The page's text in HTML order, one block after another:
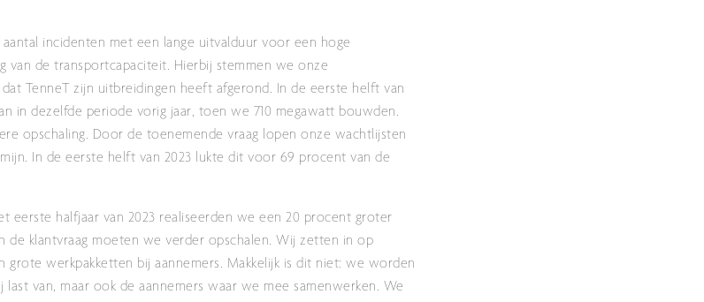
incidenten met een lange uitvalduur voor een hoge
van de transportcapaciteit. Hierbij stemmen we onze
TenneT zijn uitbreidingen heeft afgerond. In de eerste helft van
in dezelfde periode vorig jaar, toen we 710 megawatt bouwden.
opschaling. Door de toenemende vraag lopen onze wachtlijsten
In de eerste helft van 2023 lukte dit voor 69 procent van de
eerste halfjaar van 2023 realiseerden we een 20 procent groter
de klantvraag moeten we verder opschalen. Wij zetten in op
werkpakketten bij aannemers. Makkelijk is dit niet: we worden
van, maar ook de aannemers waar we mee samenwerken. We